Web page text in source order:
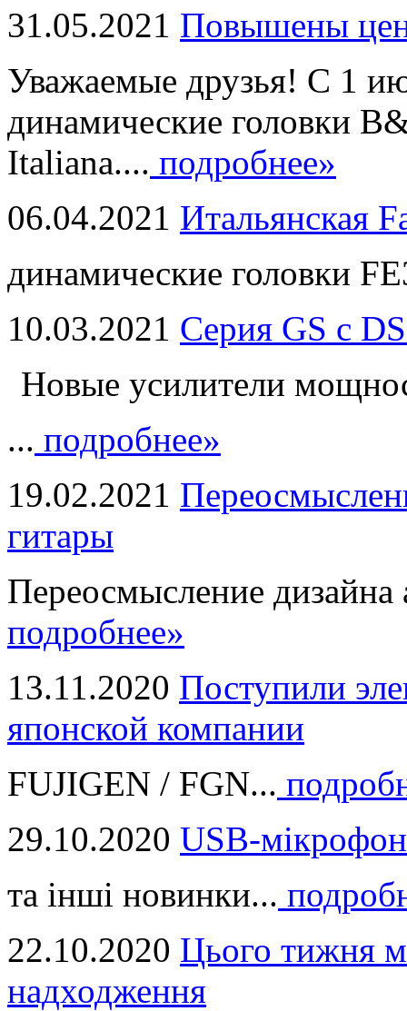
31.05.2021 Повышены
Уважаемые друзья! С 1
динамические головки
Italiana.... подробнее»
06.04.2021 Итальянская
динамические головки
10.03.2021 Серия GS с
Новые усилители
... подробнее»
19.02.2021
гитары
Переосмысление дизайна
подробнее»
13.11.2020 Поступили
японской компании
FUJIGEN / FGN...
29.10.2020 USB-
та інші новинки...
22.10.2020 Цього тижня
надходження